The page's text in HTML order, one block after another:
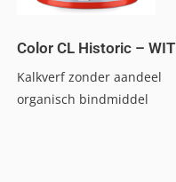
Color CL Historic – WIT
Kalkverf zonder aandeel
organisch bindmiddel